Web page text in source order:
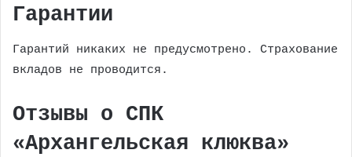
Гарантии
Гарантий никаких не предусмотрено. Страхование
вкладов не проводится.
Отзывы о СПК
«Архангельская клюква»